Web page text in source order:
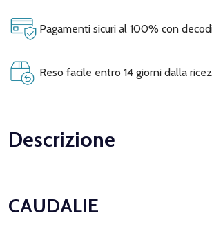
Pagamenti sicuri al 100% con
Reso facile entro 14 giorni dalla
Descrizione
CAUDALIE